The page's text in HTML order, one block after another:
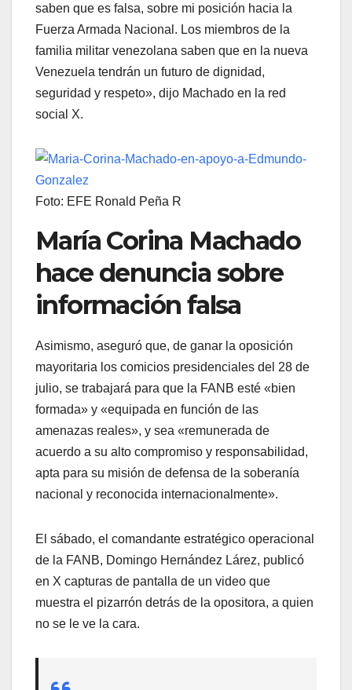
saben que es falsa, sobre mi posición hacia la
Fuerza Armada Nacional. Los miembros de la
familia militar venezolana saben que en la nueva
Venezuela tendrán un futuro de dignidad,
seguridad y respeto», dijo Machado en la red
social X.
Foto: EFE Ronald Peña R
María Corina Machado
hace denuncia sobre
información falsa
Asimismo, aseguró que, de ganar la oposición
mayoritaria los comicios presidenciales del 28 de
julio, se trabajará para que la FANB esté «bien
formada» y «equipada en función de las
amenazas reales», y sea «remunerada de
acuerdo a su alto compromiso y responsabilidad,
apta para su misión de defensa de la soberanía
nacional y reconocida internacionalmente».
El sábado, el comandante estratégico operacional
de la FANB, Domingo Hernández Lárez, publicó
en X capturas de pantalla de un video que
muestra el pizarrón detrás de la opositora, a quien
no se le ve la cara.